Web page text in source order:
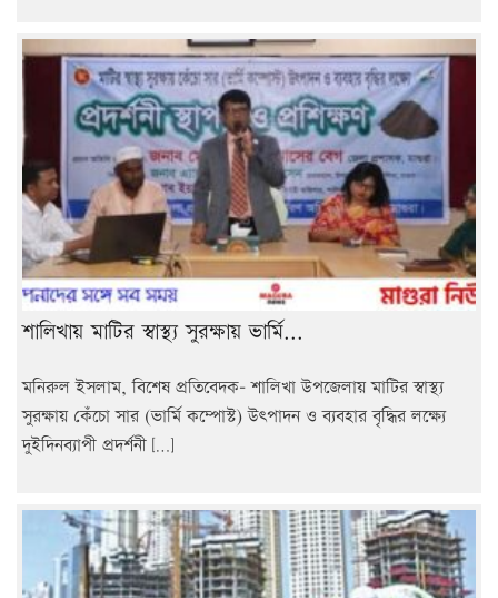
শালিখায় মাটির স্বাস্থ্য সুরক্ষায় ভার্মি...
মনিরুল ইসলাম, বিশেষ প্রতিবেদক- শালিখা উপজেলায় মাটির স্বাস্থ্য
সুরক্ষায় কেঁচো সার (ভার্মি কম্পোস্ট) উৎপাদন ও ব্যবহার বৃদ্ধির লক্ষ্যে
দুইদিনব্যাপী প্রদর্শনী […]